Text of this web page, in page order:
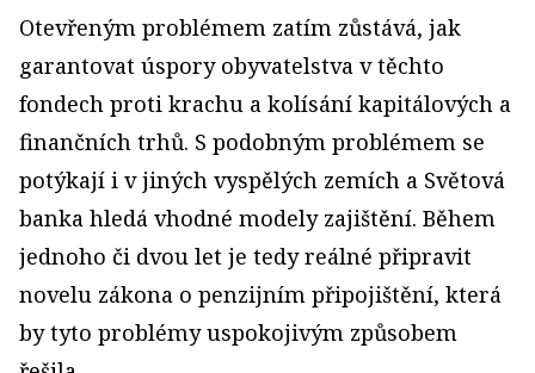
Otevřeným problémem zatím zůstává, jak
garantovat úspory obyvatelstva v těchto
fondech proti krachu a kolísání kapitálových a
finančních trhů. S podobným problémem se
potýkají i v jiných vyspělých zemích a Světová
banka hledá vhodné modely zajištění. Během
jednoho či dvou let je tedy reálné připravit
novelu zákona o penzijním připojištění, která
by tyto problémy uspokojivým způsobem